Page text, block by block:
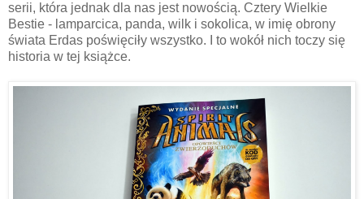
serii, która jednak dla nas jest nowością. Cztery Wielkie
Bestie - lamparcica, panda, wilk i sokolica, w imię obrony
świata Erdas poświęciły wszystko. I to wokół nich toczy się
historia w tej książce.